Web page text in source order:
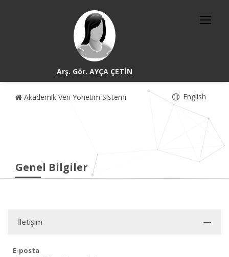
Arş. Gör. AYÇA ÇETİN
Akademik Veri Yönetim Sistemi English
Genel Bilgiler
İletişim
E-posta